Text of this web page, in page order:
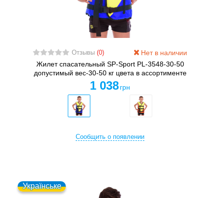
Отзывы (0)
Нет в наличии
Жилет спасательный SP-Sport PL-3548-30-50
допустимый вес-30-50 кг цвета в ассортименте
1 038 грн
Сообщить о появлении
Українське